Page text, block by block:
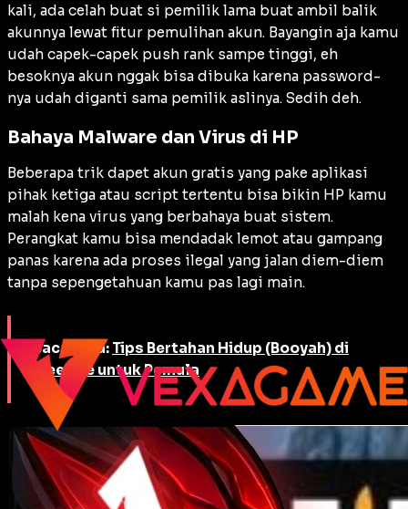
kali, ada celah buat si pemilik lama buat ambil balik
akunnya lewat fitur pemulihan akun. Bayangin aja kamu
udah capek-capek push rank sampe tinggi, eh
besoknya akun nggak bisa dibuka karena password-
nya udah diganti sama pemilik aslinya. Sedih deh.
Bahaya Malware dan Virus di HP
Beberapa trik dapet akun gratis yang pake aplikasi
pihak ketiga atau script tertentu bisa bikin HP kamu
malah kena virus yang berbahaya buat sistem.
Perangkat kamu bisa mendadak lemot atau gampang
panas karena ada proses ilegal yang jalan diem-diem
tanpa sepengetahuan kamu pas lagi main.
Baca juga: Tips Bertahan Hidup (Booyah) di
Free Fire untuk Pemula